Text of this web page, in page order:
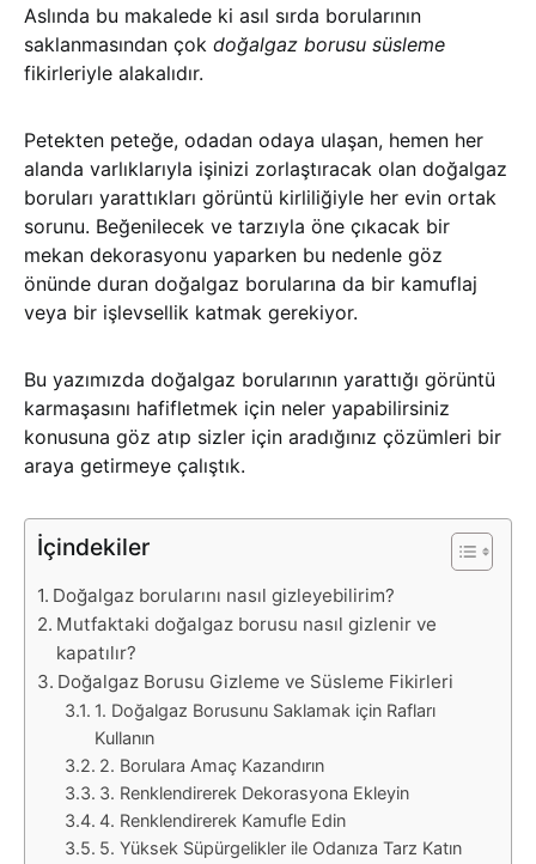
Aslında bu makalede ki asıl sırda borularının
saklanmasından çok doğalgaz borusu süsleme
fikirleriyle alakalıdır.
Petekten peteğe, odadan odaya ulaşan, hemen her
alanda varlıklarıyla işinizi zorlaştıracak olan doğalgaz
boruları yarattıkları görüntü kirliliğiyle her evin ortak
sorunu. Beğenilecek ve tarzıyla öne çıkacak bir
mekan dekorasyonu yaparken bu nedenle göz
önünde duran doğalgaz borularına da bir kamuflaj
veya bir işlevsellik katmak gerekiyor.
Bu yazımızda doğalgaz borularının yarattığı görüntü
karmaşasını hafifletmek için neler yapabilirsiniz
konusuna göz atıp sizler için aradığınız çözümleri bir
araya getirmeye çalıştık.
İçindekiler
Doğalgaz borularını nasıl gizleyebilirim?
Mutfaktaki doğalgaz borusu nasıl gizlenir ve
kapatılır?
Doğalgaz Borusu Gizleme ve Süsleme Fikirleri
1. Doğalgaz Borusunu Saklamak için Rafları
Kullanın
2. Borulara Amaç Kazandırın
3. Renklendirerek Dekorasyona Ekleyin
4. Renklendirerek Kamufle Edin
5. Yüksek Süpürgelikler ile Odanıza Tarz Katın